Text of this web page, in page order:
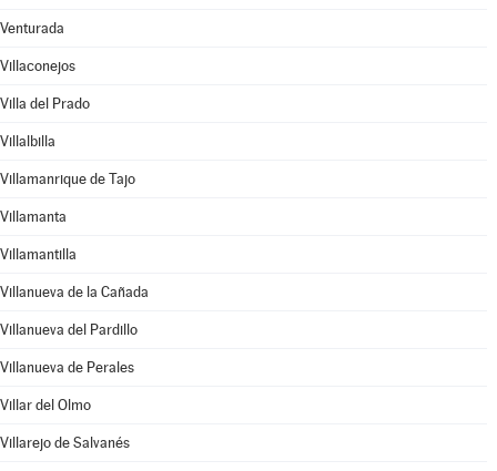
Venturada
Villaconejos
Villa del Prado
Villalbilla
Villamanrique de Tajo
Villamanta
Villamantilla
Villanueva de la Cañada
Villanueva del Pardillo
Villanueva de Perales
Villar del Olmo
Villarejo de Salvanés